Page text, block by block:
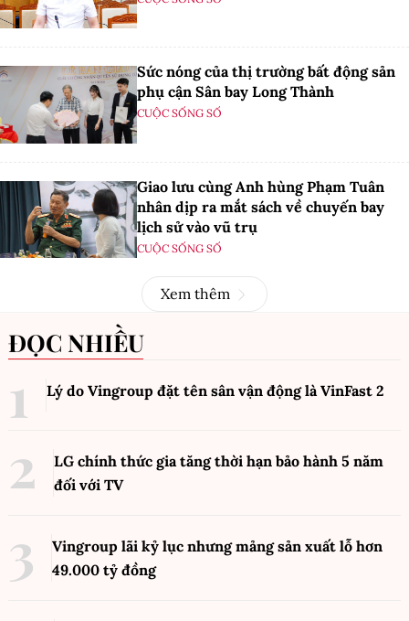
Sức nóng của thị trường bất động sản
phụ cận Sân bay Long Thành
CUỘC SỐNG SỐ
Giao lưu cùng Anh hùng Phạm Tuân
nhân dịp ra mắt sách về chuyến bay
lịch sử vào vũ trụ
CUỘC SỐNG SỐ
Xem thêm
ĐỌC NHIỀU
Lý do Vingroup đặt tên sân vận động là VinFast 2
LG chính thức gia tăng thời hạn bảo hành 5 năm
đối với TV
Vingroup lãi kỷ lục nhưng mảng sản xuất lỗ hơn
49.000 tỷ đồng